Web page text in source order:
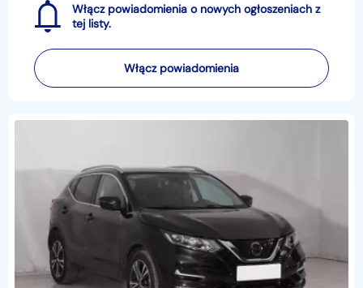
Włącz powiadomienia o nowych ogłoszeniach z
tej listy.
Włącz powiadomienia